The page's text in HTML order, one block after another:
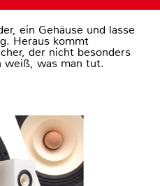
ein Gehäuse und lasse
Heraus kommt
der nicht besonders
weiß, was man tut.